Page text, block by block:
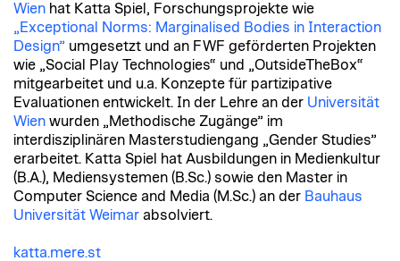
Wien hat Katta Spiel, Forschungsprojekte wie
„Exceptional Norms: Marginalised Bodies in Interaction
Design” umgesetzt und an FWF geförderten Projekten
wie „Social Play Technologies“ und „OutsideTheBox“
mitgearbeitet und u.a. Konzepte für partizipative
Evaluationen entwickelt. In der Lehre an der Universität
Wien wurden „Methodische Zugänge” im
interdisziplinären Masterstudiengang „Gender Studies”
erarbeitet. Katta Spiel hat Ausbildungen in Medienkultur
(B.A.), Mediensystemen (B.Sc.) sowie den Master in
Computer Science and Media (M.Sc.) an der Bauhaus
Universität Weimar absolviert.
katta.mere.st